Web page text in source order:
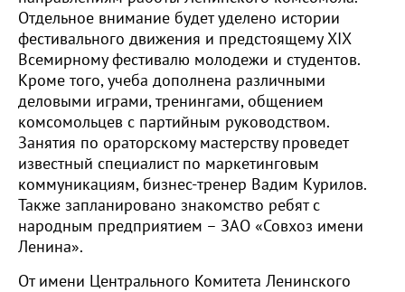
Отдельное внимание будет уделено истории
фестивального движения и предстоящему XIX
Всемирному фестивалю молодежи и студентов.
Кроме того, учеба дополнена различными
деловыми играми, тренингами, общением
комсомольцев с партийным руководством.
Занятия по ораторскому мастерству проведет
известный специалист по маркетинговым
коммуникациям, бизнес-тренер Вадим Курилов.
Также запланировано знакомство ребят с
народным предприятием – ЗАО «Совхоз имени
Ленина».
От имени Центрального Комитета Ленинского